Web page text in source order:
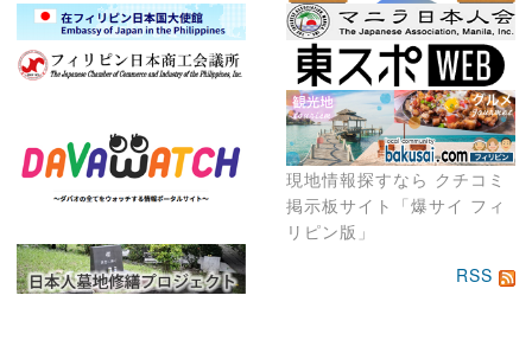
現地情報探すなら クチコミ
掲示板サイト「爆サイ フィ
リピン版」
RSS